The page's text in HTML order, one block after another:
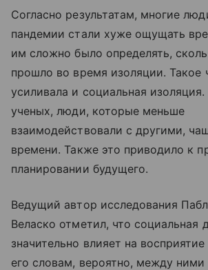
Согласно результатам, многие
пандемии стали хуже ощущать
им сложно было определять,
прошло во время изоляции. Такое
усиливала и социальная
ученых, люди, которые меньше
взаимодействовали с другими,
времени. Также это приводило к
планировании будущего.
Ведущий автор исследования
Веласко отметил, что социальная
значительно влияет на
его словам, вероятно, между ними